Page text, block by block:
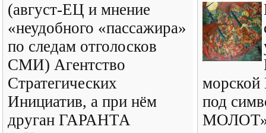
(август-ЕЦ и мнение
«неудобного «пассажира»
по следам отголосков
СМИ) Агентство
Стратегических
Инициатив, а при нём
друган ГАРАНТА
морской
под
МОЛОТ»